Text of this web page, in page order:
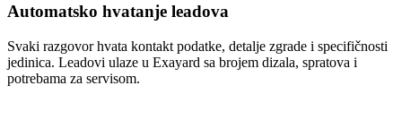
Automatsko hvatanje leadova
Svaki razgovor hvata kontakt podatke, detalje zgrade i specifičnosti
jedinica. Leadovi ulaze u Exayard sa brojem dizala, spratova i
potrebama za servisom.